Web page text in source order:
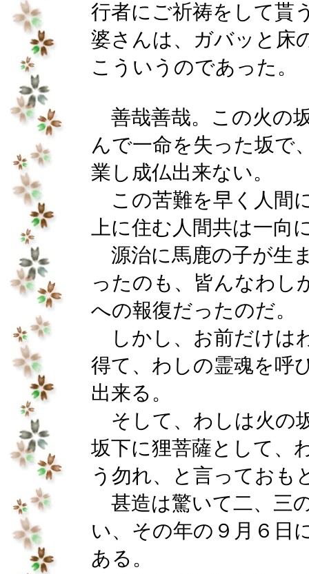
行者にご祈祷をして貰
婆さんは、ガバッと床
こういうのであった。
善哉善哉。この火の
んで一命を失った坂で
業し成仏出来ない。
この苦難を早く人間
上に住む人間共は一
源治に馬鹿の子が生
ったのも、皆んなわし
への報復だったのだ。
しかし、お前だけは
得て、わしの霊魂を呼
出来る。
そして、わしは火の
坂下に狸菩薩として、
う勿れ、と言っておも
甚造は驚いて二、三
い、その年の９月６日
ある。